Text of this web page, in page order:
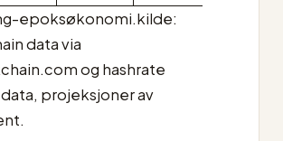
epoksøkonomi.kilde:
data via
og hashrate
projeksjoner av